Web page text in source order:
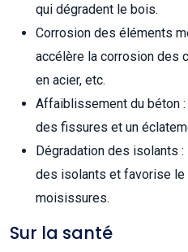
qui dégradent le bois.
Corrosion des éléments
accélère la corrosion des
en acier, etc.
Affaiblissement du béton :
des fissures et un
Dégradation des isolants :
des isolants et favorise
moisissures.
Sur la santé